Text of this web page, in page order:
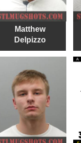
Matthew
Delpizzo